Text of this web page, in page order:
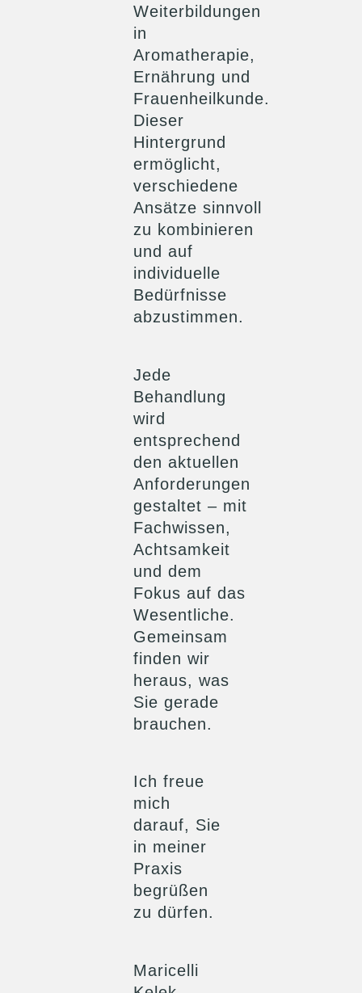
Weiterbildungen
in
Aromatherapie,
Ernährung und
Frauenheilkunde.
Dieser
Hintergrund
ermöglicht,
verschiedene
Ansätze sinnvoll
zu kombinieren
und auf
individuelle
Bedürfnisse
abzustimmen.
Jede
Behandlung
wird
entsprechend
den aktuellen
Anforderungen
gestaltet – mit
Fachwissen,
Achtsamkeit
und dem
Fokus auf das
Wesentliche.
Gemeinsam
finden wir
heraus, was
Sie gerade
brauchen.
Ich freue
mich
darauf, Sie
in meiner
Praxis
begrüßen
zu dürfen.
Maricelli